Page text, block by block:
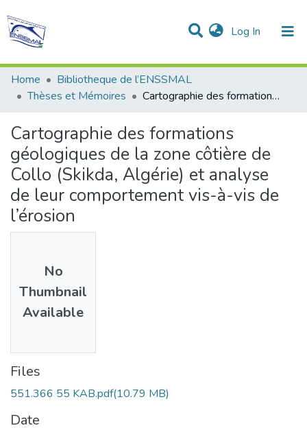
Log In (current)
Communities & Collections
Statistics
All of DSpace
Home
Bibliotheque de l’ENSSMAL
Thèses et Mémoires
Cartographie des formations géologiques de la zone côtière de Collo (Skikda, Algérie) et analyse de leur comportement vis-à-vis de l’érosion
Cartographie des formations
géologiques de la zone côtière de
Collo (Skikda, Algérie) et analyse
de leur comportement vis-à-vis de
l’érosion
No
Thumbnail
Available
Files
551.366 55 KAB.pdf(10.79 MB)
Date